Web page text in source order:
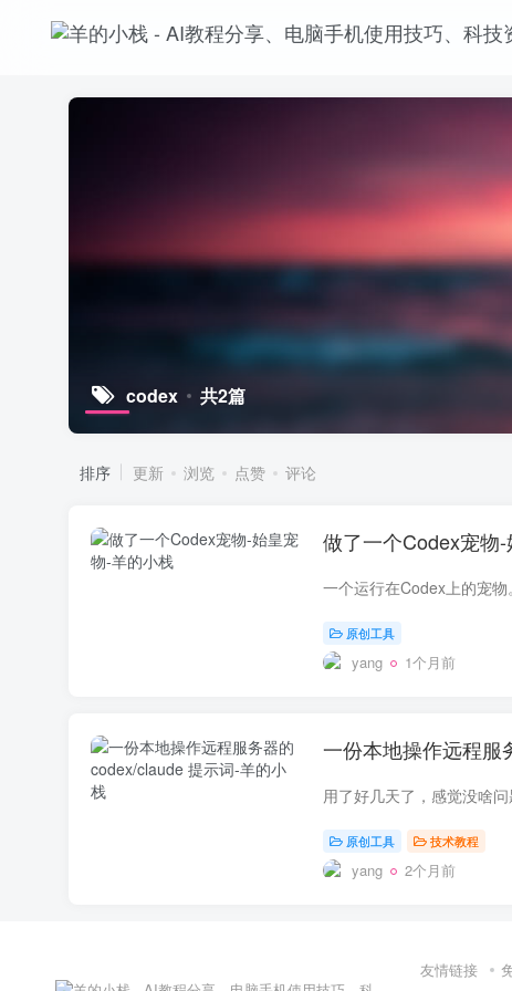
codex 共2篇
排序 更新 浏览 点赞 评论
做了一个Codex宠物
原创工具
yang 1个月前
一份本地操作远程服
原创工具 技术教程
yang 2个月前
友情链接